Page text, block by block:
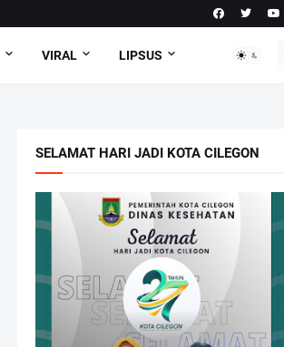
VIRAL LIPSUS
SELAMAT HARI JADI KOTA CILEGON